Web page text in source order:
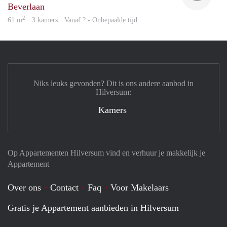
Beverlaan
61 m2 · 3 kamers · Vanaf ? - Onbepaalde tijd
Op Appartementen Hilversum vind en verhuur je makkelijk je
Appartement
Over ons Contact Faq
Voor Makelaars
Gratis je Appartement aanbieden in Hilversum
Niks leuks gevonden? Dit is ons andere aanbod in
Hilversum:
Kamers